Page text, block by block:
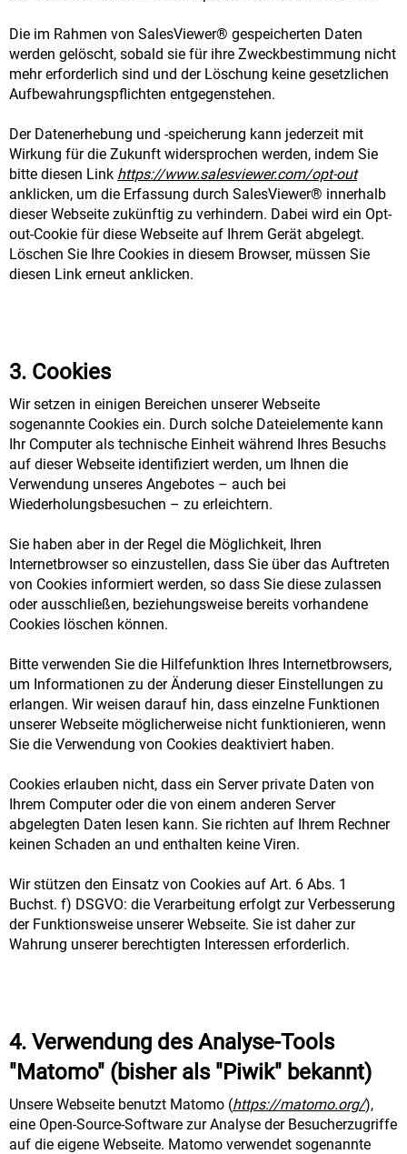
Die im Rahmen von SalesViewer® gespeicherten Daten
werden gelöscht, sobald sie für ihre Zweckbestimmung nicht
mehr erforderlich sind und der Löschung keine gesetzlichen
Aufbewahrungspflichten entgegenstehen.
Der Datenerhebung und -speicherung kann jederzeit mit
Wirkung für die Zukunft widersprochen werden, indem Sie
bitte diesen Link https://www.salesviewer.com/opt-out
anklicken, um die Erfassung durch SalesViewer® innerhalb
dieser Webseite zukünftig zu verhindern. Dabei wird ein Opt-
out-Cookie für diese Webseite auf Ihrem Gerät abgelegt.
Löschen Sie Ihre Cookies in diesem Browser, müssen Sie
diesen Link erneut anklicken.
3. Cookies
Wir setzen in einigen Bereichen unserer Webseite
sogenannte Cookies ein. Durch solche Dateielemente kann
Ihr Computer als technische Einheit während Ihres Besuchs
auf dieser Webseite identifiziert werden, um Ihnen die
Verwendung unseres Angebotes – auch bei
Wiederholungsbesuchen – zu erleichtern.
Sie haben aber in der Regel die Möglichkeit, Ihren
Internetbrowser so einzustellen, dass Sie über das Auftreten
von Cookies informiert werden, so dass Sie diese zulassen
oder ausschließen, beziehungsweise bereits vorhandene
Cookies löschen können.
Bitte verwenden Sie die Hilfefunktion Ihres Internetbrowsers,
um Informationen zu der Änderung dieser Einstellungen zu
erlangen. Wir weisen darauf hin, dass einzelne Funktionen
unserer Webseite möglicherweise nicht funktionieren, wenn
Sie die Verwendung von Cookies deaktiviert haben.
Cookies erlauben nicht, dass ein Server private Daten von
Ihrem Computer oder die von einem anderen Server
abgelegten Daten lesen kann. Sie richten auf Ihrem Rechner
keinen Schaden an und enthalten keine Viren.
Wir stützen den Einsatz von Cookies auf Art. 6 Abs. 1
Buchst. f) DSGVO: die Verarbeitung erfolgt zur Verbesserung
der Funktionsweise unserer Webseite. Sie ist daher zur
Wahrung unserer berechtigten Interessen erforderlich.
4. Verwendung des Analyse-Tools
"Matomo" (bisher als "Piwik" bekannt)
Unsere Webseite benutzt Matomo (https://matomo.org/),
eine Open-Source-Software zur Analyse der Besucherzugriffe
auf die eigene Webseite. Matomo verwendet sogenannte